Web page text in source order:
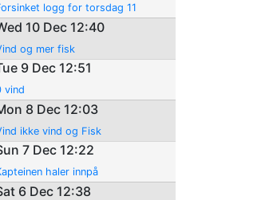
logg for torsdag 11
10 Dec 12:40
og mer fisk
9 Dec 12:51
vind
8 Dec 12:03
ikke vind og Fisk
7 Dec 12:22
haler innpå
6 Dec 12:38